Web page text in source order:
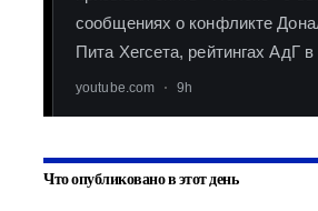
Что опубликовано в этот день